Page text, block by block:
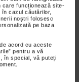
care funcționează site-
cazul căutărilor,
noștri folosesc
pe baza
acord cu aceste
pentru a vă
în special, vă puteți
prevenire
oricarui
riscati
vulnerabile